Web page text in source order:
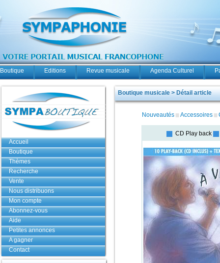
Boutique Editions Revue musicale Agenda Culturel
Accueil
Boutique
Thèmes
Recherche
Vente
Nous distribuons
Mon compte
Abonnez-vous
Aide
Petites annonces
A gagner
Contact
Boutique musicale > Détail article
Nouveautés Accessoires
CD Play back